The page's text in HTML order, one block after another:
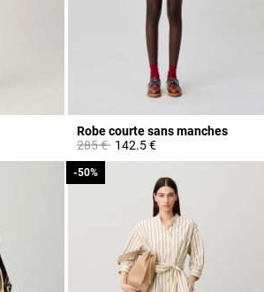
Robe courte sans manches
Prix réduit à partir de
285 €à142.5 €
-50%
-50%